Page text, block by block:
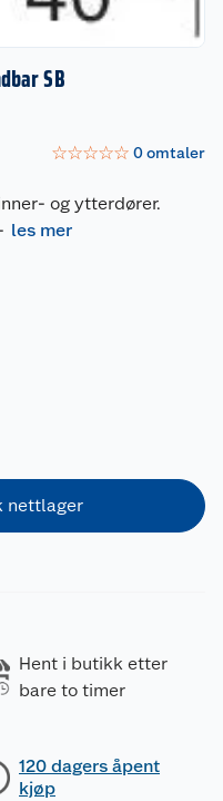
SB
☆☆☆☆☆ 0omtaler
og ytterdører.
les mer
nettlager
Hent i butikk etter
bare to timer
120 dagers åpent
kjøp